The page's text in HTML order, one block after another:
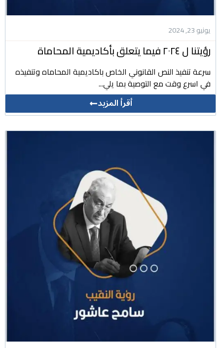
يونيو 23, 2024
رؤيتنا ل ٢٠٢٤ فيما يتعلق بأكاديمية المحاماة
سرعة تنفيذ النص القانوني الخاص باكاديمية المحاماه وتنفيذه
في اسرع وقت مع التوصية بما يلي...
أقرأ المزيد